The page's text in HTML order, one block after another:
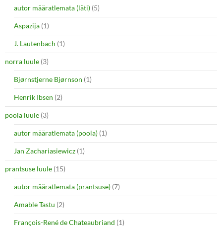
autor määratlemata (läti) (5)
Aspazija (1)
J. Lautenbach (1)
norra luule (3)
Bjørnstjerne Bjørnson (1)
Henrik Ibsen (2)
poola luule (3)
autor määratlemata (poola) (1)
Jan Zachariasiewicz (1)
prantsuse luule (15)
autor määratlemata (prantsuse) (7)
Amable Tastu (2)
François-René de Chateaubriand (1)